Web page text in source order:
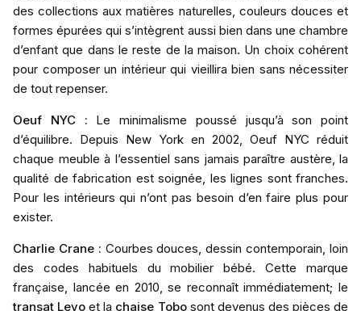
des collections aux matières naturelles, couleurs douces et
formes épurées qui s’intègrent aussi bien dans une chambre
d’enfant que dans le reste de la maison. Un choix cohérent
pour composer un intérieur qui vieillira bien sans nécessiter
de tout repenser.
Oeuf NYC: Le minimalisme poussé jusqu’à son point
d’équilibre. Depuis New York en 2002, Oeuf NYC réduit
chaque meuble à l’essentiel sans jamais paraître austère, la
qualité de fabrication est soignée, les lignes sont franches.
Pour les intérieurs qui n’ont pas besoin d’en faire plus pour
exister.
Charlie Crane: Courbes douces, dessin contemporain, loin
des codes habituels du mobilier bébé. Cette marque
française, lancée en 2010, se reconnaît immédiatement; le
transat Levo et la chaise Tobosont devenus des pièces de